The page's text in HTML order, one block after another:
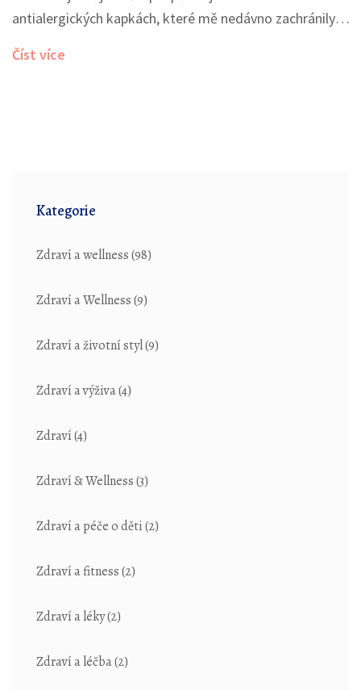
antialergických kapkách, které mě nedávno zachránily.
účinek trvá. Doufám, že se vám bude číst příjemně a že
Číst více
Kategorie
Zdraví a wellness(98)
Zdraví a Wellness(9)
Zdraví a životní styl(9)
Zdraví a výživa(4)
Zdraví(4)
Zdraví & Wellness(3)
Zdraví a péče o děti(2)
Zdraví a fitness(2)
Zdraví a léky(2)
Zdraví a léčba(2)